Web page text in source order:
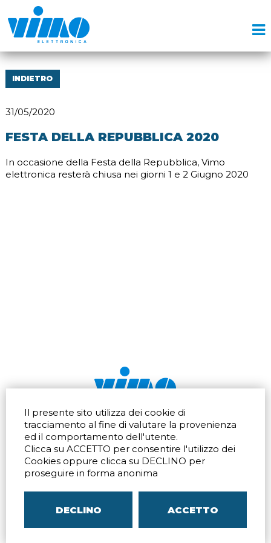
Il presente sito utilizza dei cookie di
tracciamento al fine di valutare la provenienza
ed il comportamento dell'utente.
Clicca su ACCETTO per consentire l'utilizzo dei
Cookies oppure clicca su DECLINO per
proseguire in forma anonima
DECLINO ACCETTO
INDIETRO
31/05/2020
FESTA DELLA REPUBBLICA 2020
In occasione della Festa della Repubblica, Vimo
elettronica resterà chiusa nei giorni 1 e 2 Giugno 2020
Via dell'artigianato 32Q
20865 Usmate Velate (MB)
Indicazioni Stradali
Tel. +39 039 672520
Fax +39 039 672568
Email
Via Pontina 583
Roma (RM) 00128
Tel.+39 06 80079273
Indicazioni Stradali
Via San Crispino 64
Padova (PD) 35129
P.IVA00804240968 05096770150– C.C.I.A.A. di